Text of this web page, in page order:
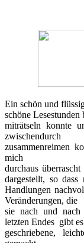
Ein schön und
schöne Lesestunden
miträtseln konnte
zwischendurch
zusammenreimen
mich
durchaus
dargestellt, so
Handlungen
Veränderungen, die
sie nach und nach
letzten Endes gibt
geschriebene,